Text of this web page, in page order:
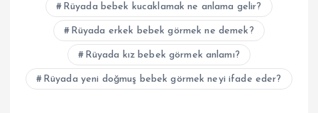
Rüyada bebek kucaklamak ne anlama gelir?
Rüyada erkek bebek görmek ne demek?
Rüyada kız bebek görmek anlamı?
Rüyada yeni doğmuş bebek görmek neyi ifade eder?